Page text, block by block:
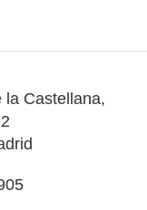
la Castellana,